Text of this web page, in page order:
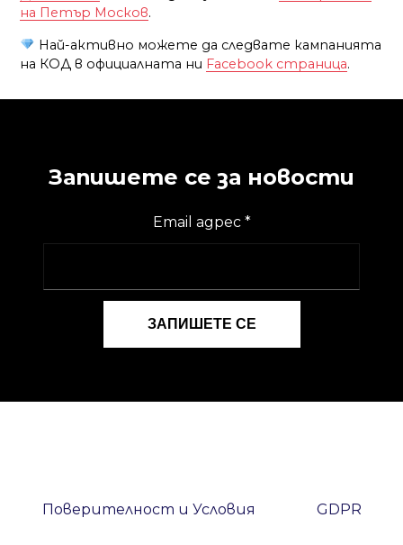
на Петър Москов.
Най-активно можете да следвате кампанията
на КОД в официалната ни Facebook страница.
Запишете се за новости
Email адрес *
Поверителност и Условия GDPR